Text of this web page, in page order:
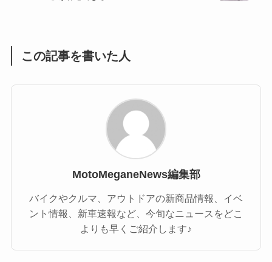
この記事を書いた人
MotoMeganeNews編集部
バイクやクルマ、アウトドアの新商品情報、イベ
ント情報、新車速報など、今旬なニュースをどこ
よりも早くご紹介します♪